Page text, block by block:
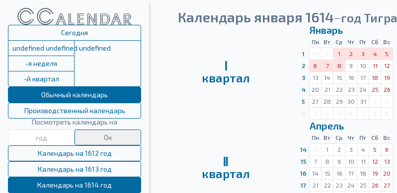
Сегодня
undefined undefined undefined
-я неделя
-й квартал
Обычный календарь
Производственный календарь
Посмотреть календарь на
Ок
Календарь на 1612 год
Календарь на 1613 год
Календарь на 1614 год
Календарь января 1614—год Тигра
Ⅰ
квартал
Январь
Пн Вт Ср Чт Пт Сб
Вс
1
30 31 1 2 3 4
5
2
6 7 8 9 10 11
12
3
13 14 15 16 17 18
19
4
20 21 22 23 24 25
26
5
27 28 29 30 31 1
2
3 4 5 6 7 8 9
Ⅱ
квартал
Апрель
Пн Вт Ср Чт Пт Сб
Вс
14
31 1 2 3 4 5
6
15
7 8 9 10 11 12
13
16
14 15 16 17 18 19
20
17
21 22 23 24 25 26
27